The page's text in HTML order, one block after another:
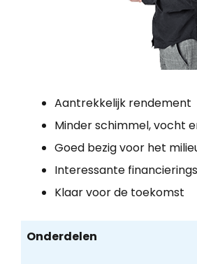
Aantrekkelijk rendement
Minder schimmel, vocht
Goed bezig voor het
Interessante
Klaar voor de toekomst
Onderdelen